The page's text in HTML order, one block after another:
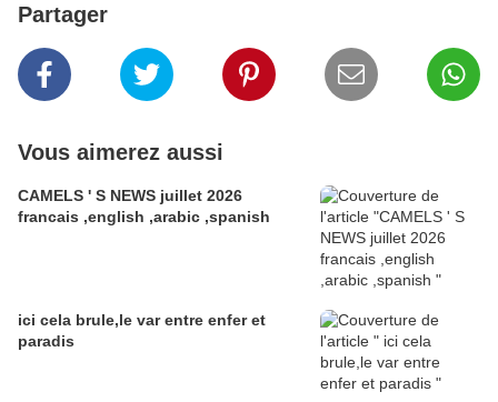
Partager
Vous aimerez aussi
CAMELS ' S NEWS juillet 2026
francais ,english ,arabic ,spanish
ici cela brule,le var entre enfer et
paradis